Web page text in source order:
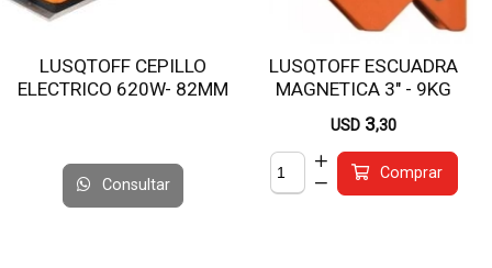
LUSQTOFF CEPILLO
ELECTRICO 620W- 82MM
Consultar
LUSQTOFF ESCUADRA
MAGNETICA 3" - 9KG
LQE6001
USD 3,30
Comprar